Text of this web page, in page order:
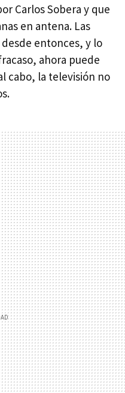
Carlos Sobera y que
en antena. Las
entonces, y lo
ahora puede
cabo, la televisión no